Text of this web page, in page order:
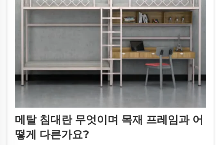
메탈 침대란 무엇이며 목재 프레임과 어
떻게 다른가요?